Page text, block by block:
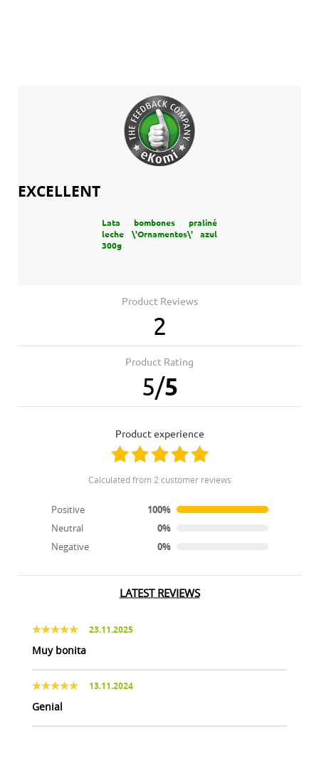
EXCELLENT
Lata bombones praliné
leche \'Ornamentos\' azul
300g
Product Reviews
2
Product Rating
5/5
product experience
calculated from 2 customer reviews
Positive
100%
Neutral
0%
Negative
0%
LATEST REVIEWS
23.11.2025
Muy bonita
13.11.2024
Genial